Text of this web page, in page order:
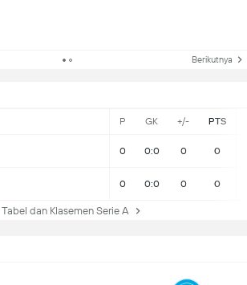
Berikutnya
P GK +/- PTS
0 0:0 0 0
0 0:0 0 0
dan Klasemen Serie A